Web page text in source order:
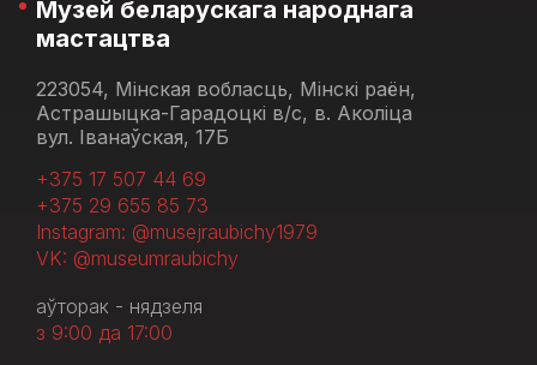
Музей беларускага народнага
мастацтва
223054, Мінская вобласць, Мінскі раён,
Астрашыцка-Гарадоцкі в/с, в. Аколіца
вул. Іванаўская, 17Б
+375 17 507 44 69
+375 29 655 85 73
Instagram: @musejraubichy1979
VK: @museumraubichy
аўторак - нядзеля
з 9:00 да 17:00